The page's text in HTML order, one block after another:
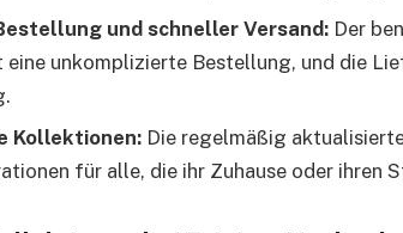
und schneller Versand: Der
eine unkomplizierte Bestellung, und die
Kollektionen: Die regelmäßig
für alle, die ihr Zuhause oder ihren